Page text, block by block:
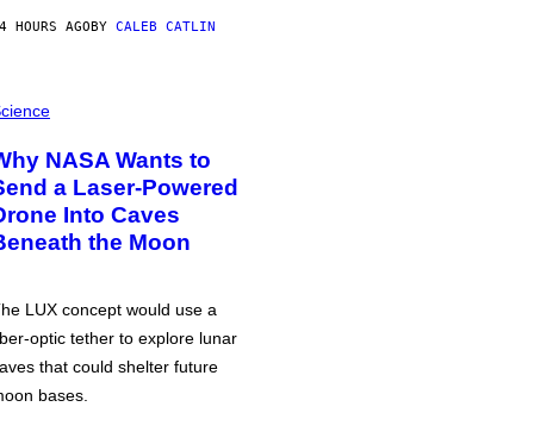
HOURS AGOBY CALEB CATLIN
NASA Wants to
a Laser-Powered
Into Caves
the Moon
LUX concept would use a
optic tether to explore lunar
that could shelter future
bases.